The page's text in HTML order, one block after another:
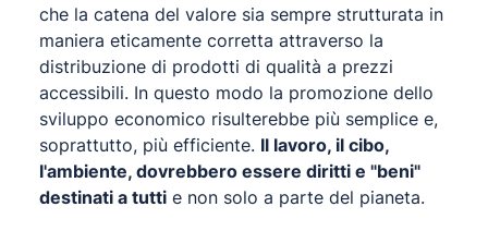
che la catena del valore sia sempre strutturata in
maniera eticamente corretta attraverso la
distribuzione di prodotti di qualità a prezzi
accessibili. In questo modo la promozione dello
sviluppo economico risulterebbe più semplice e,
soprattutto, più efficiente. Il lavoro, il cibo,
l'ambiente, dovrebbero essere diritti e "beni"
destinati a tutti e non solo a parte del pianeta.